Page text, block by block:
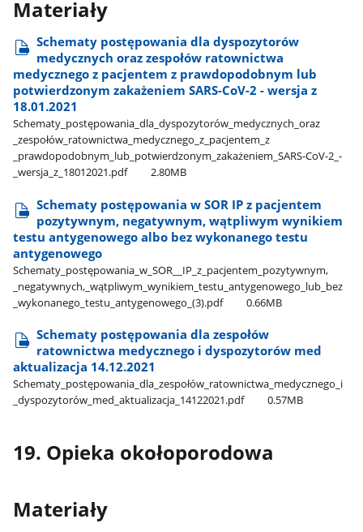
Materiały
Schematy postępowania dla dyspozytorów
medycznych oraz zespołów ratownictwa
medycznego z pacjentem z prawdopodobnym lub
potwierdzonym zakażeniem SARS-CoV-2 - wersja z
18.01.2021
Schematy​_postępowania​_dla​_dyspozytorów​_medycznych​_oraz​
_zespołów​_ratownictwa​_medycznego​_z​_pacjentem​_z​
_prawdopodobnym​_lub​_potwierdzonym​_zakażeniem​_SARS-CoV-2​_-​
_wersja​_z​_18012021.pdf
2.80MB
Schematy postępowania w SOR IP z pacjentem
pozytywnym, negatywnym, wątpliwym wynikiem
testu antygenowego albo bez wykonanego testu
antygenowego
Schematy​_postępowania​_w​_SOR​_​_IP​_z​_pacjentem​_pozytywnym,​
_negatywnych,​_wątpliwym​_wynikiem​_testu​_antygenowego​_lub​_bez​
_wykonanego​_testu​_antygenowego​_(3).pdf
0.66MB
Schematy postępowania dla zespołów
ratownictwa medycznego i dyspozytorów med
aktualizacja 14.12.2021
Schematy​_postępowania​_dla​_zespołów​_ratownictwa​_medycznego​_i​
_dyspozytorów​_med​_aktualizacja​_14122021.pdf
0.57MB
19. Opieka okołoporodowa
Materiały